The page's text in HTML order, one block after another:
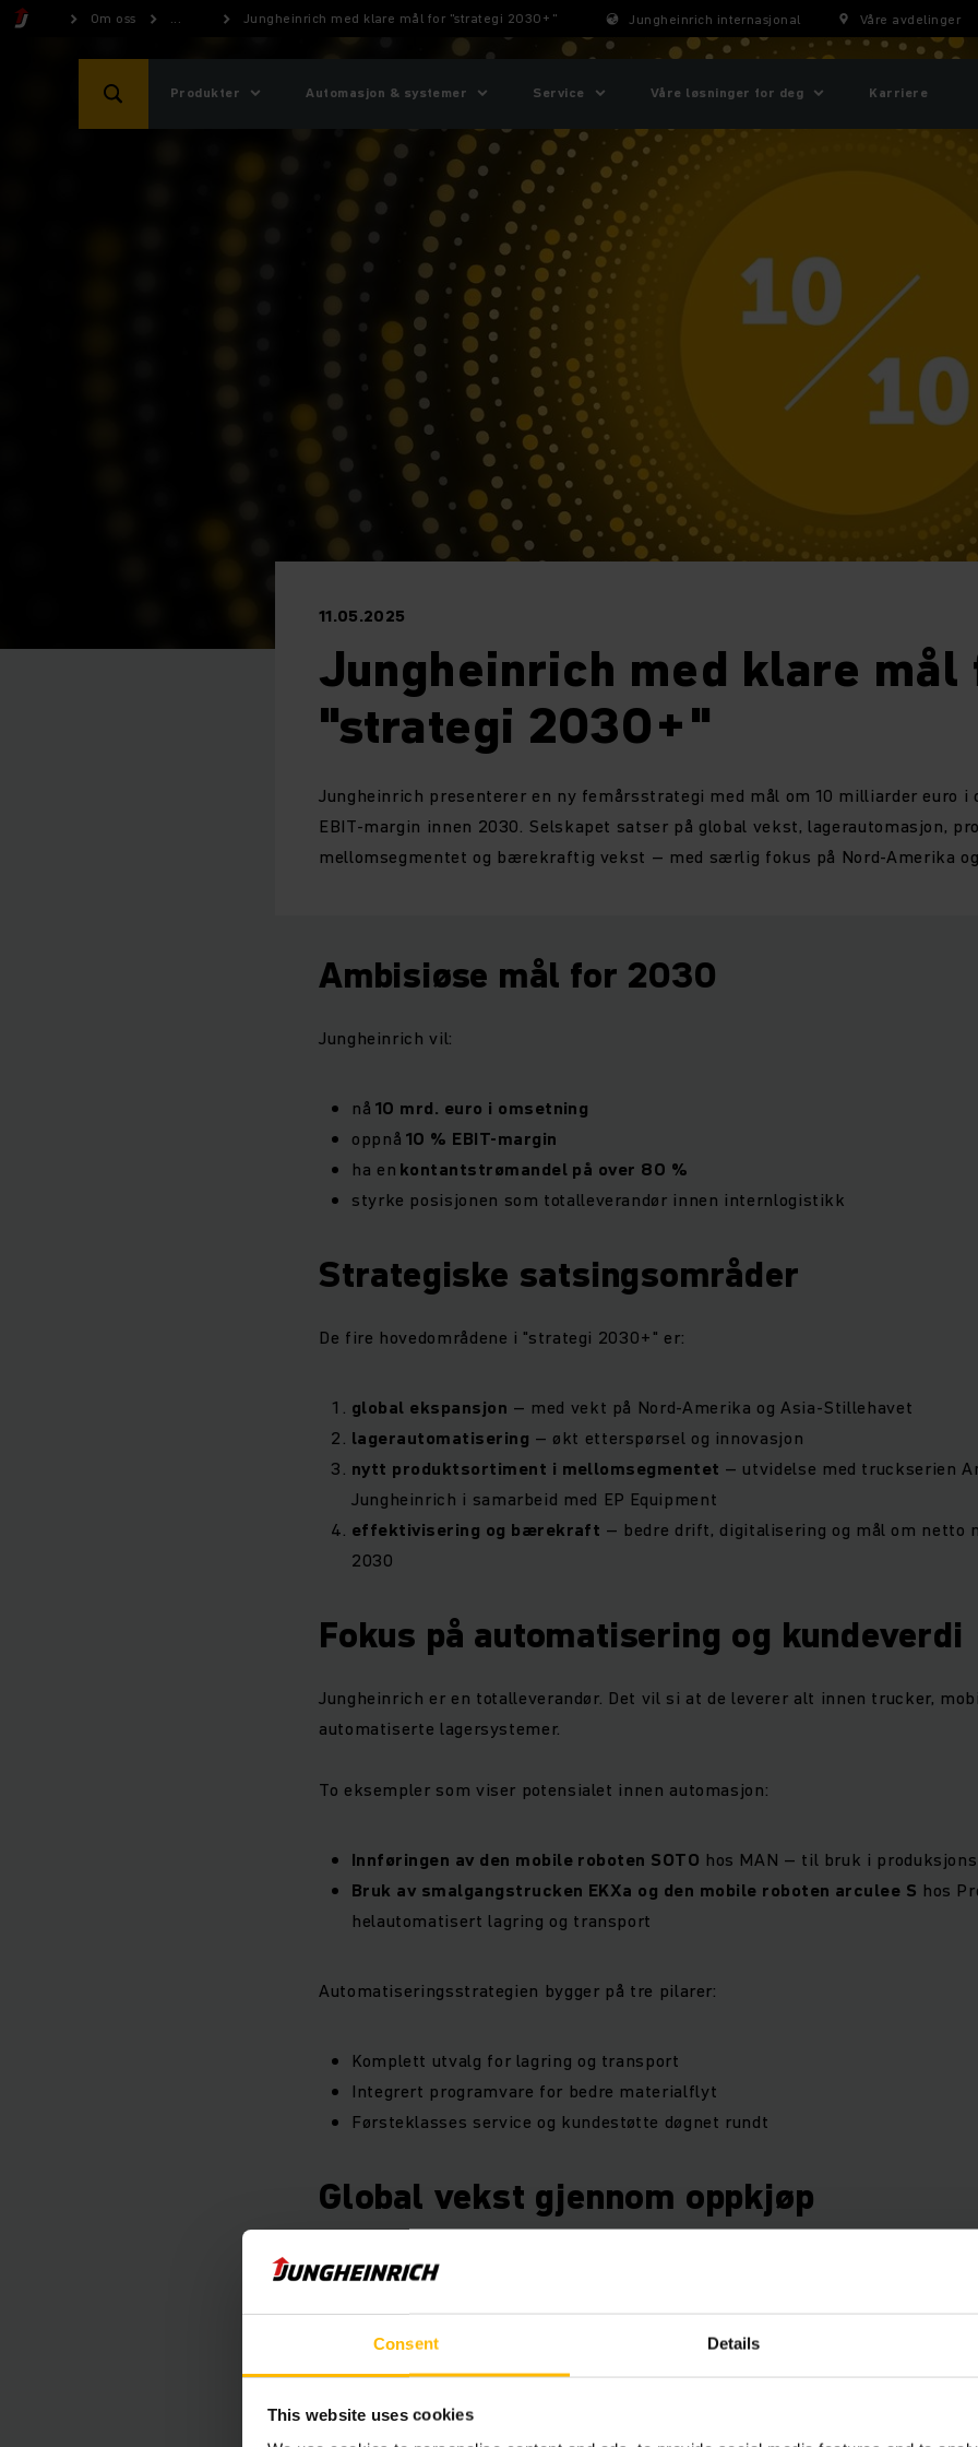
Consent Details
This website uses cookies
Om oss ... Jungheinrich med klare mål for "strategi 2030+" Jungheinrich internasjonal Våre avdelinger
Produkter Automasjon & systemer Service Våre løsninger for deg Karriere
11.05.2025
Jungheinrich med klare mål
"strategi 2030+"
Jungheinrich presenterer en ny femårsstrategi med mål om 10 milliarder euro i
EBIT-margin innen 2030. Selskapet satser på global vekst, lagerautomasjon,
mellomsegmentet og bærekraftig vekst – med særlig fokus på Nord-Amerika
Ambisiøse mål for 2030
Jungheinrich vil:
nå 10 mrd. euro i omsetning
oppnå 10 % EBIT-margin
ha en kontantstrømandel på over 80 %
styrke posisjonen som totalleverandør innen internlogistikk
Strategiske satsingsområder
De fire hovedområdene i "strategi 2030+" er:
global ekspansjon – med vekt på Nord-Amerika og Asia-Stillehavet
lagerautomatisering – økt etterspørsel og innovasjon
nytt produktsortiment i mellomsegmentet – utvidelse med truckserien
Jungheinrich i samarbeid med EP Equipment
effektivisering og bærekraft – bedre drift, digitalisering og mål om netto
2030
Fokus på automatisering og kundeverdi
Jungheinrich er en totalleverandør. Det vil si at de leverer alt innen trucker,
automatiserte lagersystemer.
To eksempler som viser potensialet innen automasjon:
Innføringen av den mobile roboten SOTO hos MAN – til bruk i
Bruk av smalgangstrucken EKXa og den mobile roboten arculee S hos
helautomatisert lagring og transport
Automatiseringsstrategien bygger på tre pilarer:
Komplett utvalg for lagring og transport
Integrert programvare for bedre materialflyt
Førsteklasses service og kundestøtte døgnet rundt
Global vekst gjennom oppkjøp
Oppkjøp er en sentral del av vekststrategien. Jungheinrich sikter mot over 1
Amerika og Asia-Stillehavet via:
nye markeder og etablering av regionale knutepunkt